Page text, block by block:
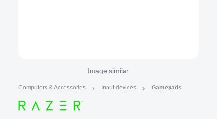
Image similar
Computers & Accessories Input devices Gamepads